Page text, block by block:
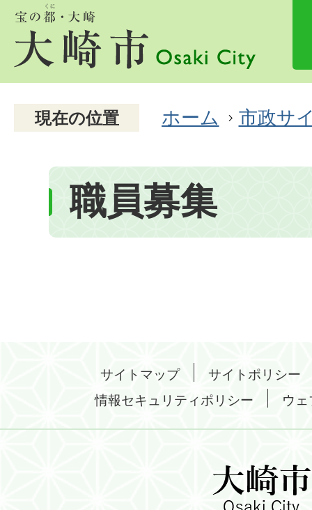
現在の位置 ホーム 市政サ
職員募集
サイトマップ
サイトポリシー
情報セキュリティポリシー
ウ